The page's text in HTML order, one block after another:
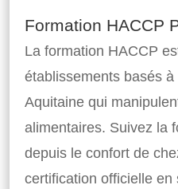
Formation HACCP
La formation HACCP
établissements basés
Aquitaine qui
alimentaires. Suivez la
depuis le confort de
certification officielle